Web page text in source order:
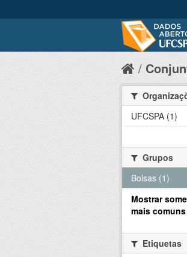
UFCSPA (1)
Grupos
Bolsas (1)
Mostrar
mais comuns
Etiquetas